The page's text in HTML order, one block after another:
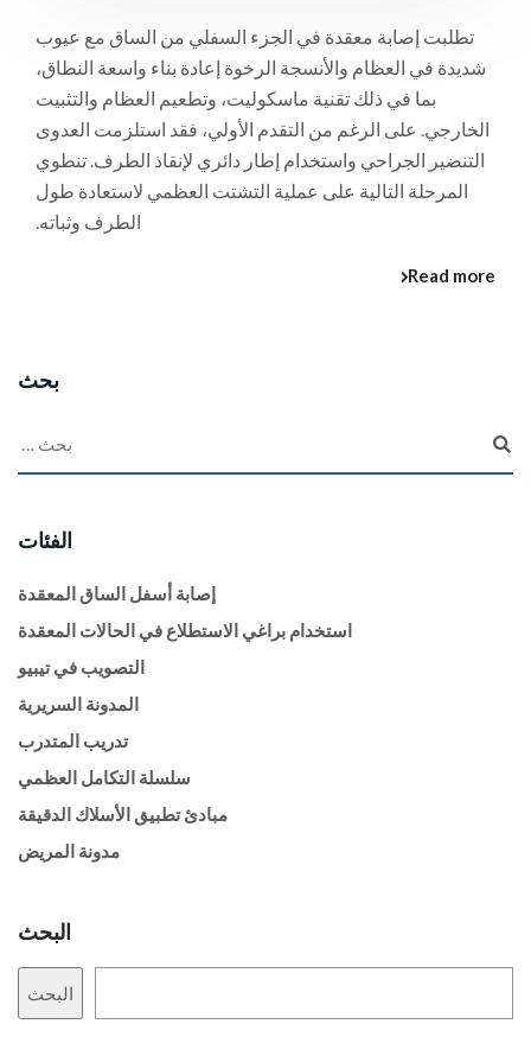
تطلبت إصابة معقدة في الجزء السفلي من الساق مع عيوب
شديدة في العظام والأنسجة الرخوة إعادة بناء واسعة النطاق،
بما في ذلك تقنية ماسكوليت، وتطعيم العظام والتثبيت
الخارجي. على الرغم من التقدم الأولي، فقد استلزمت العدوى
التنضير الجراحي واستخدام إطار دائري لإنقاذ الطرف. تنطوي
المرحلة التالية على عملية التشتت العظمي لاستعادة طول
الطرف وثباته.
Read more
بحث
الفئات
إصابة أسفل الساق المعقدة
استخدام براغي الاستطلاع في الحالات المعقدة
التصويب في تيبيو
المدونة السريرية
تدريب المتدرب
سلسلة التكامل العظمي
مبادئ تطبيق الأسلاك الدقيقة
مدونة المريض
البحث
البحث